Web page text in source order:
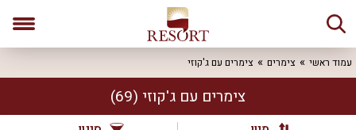
עמוד ראשי צימרים צימרים עם ג'קוזי
צימרים עם ג'קוזי (69)